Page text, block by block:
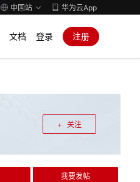
中国站 华为云App
文档 登录 注册
关注
我要发帖